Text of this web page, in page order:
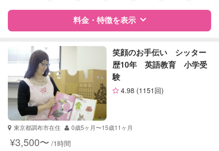
算数
英会話
料金・特徴を表示
料金 レビュー
サポートの特徴
資格
自治体届出済ベビーシッター
全国保育サービス協会(ACSA)認定ベ
ビーシッター
受験対策
笑顔のお手伝い シッター
歴10年 英語教育 小学受
験
4.98 (1151回)
東京都調布市在住 0歳5ヶ月〜15歳11ヶ月
¥3,500〜 /1時間